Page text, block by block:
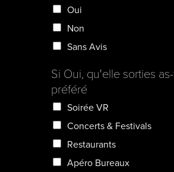
Oui
Non
Sans Avis
Si Oui, qu'elle sorties
préféré
Soirée VR
Concerts & Festivals
Restaurants
Apéro Bureaux